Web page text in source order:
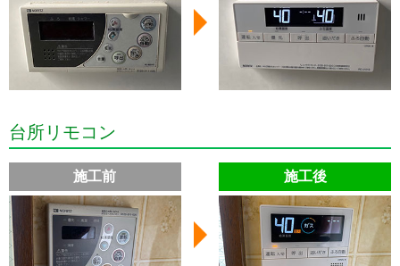
台所リモコン
施工前 施工後